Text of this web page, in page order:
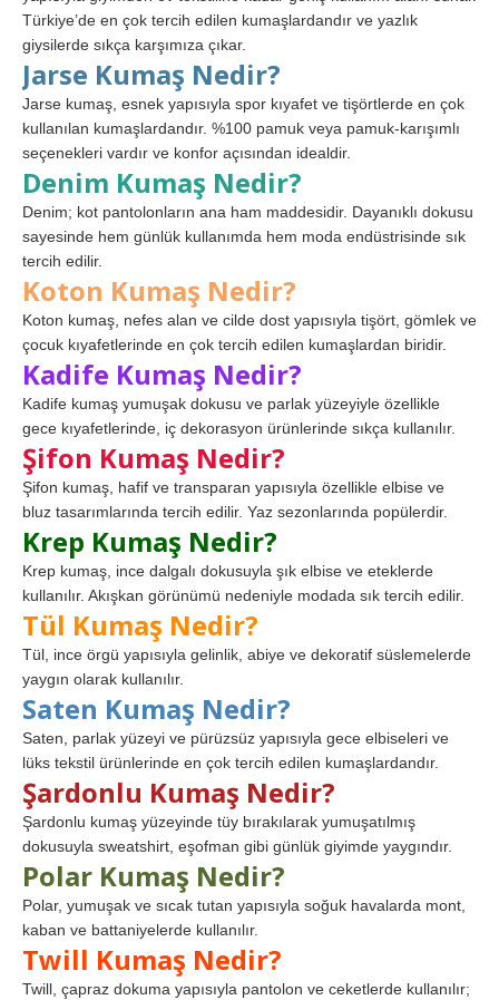
Türkiye’de en çok tercih edilen kumaşlardandır ve yazlık
giysilerde sıkça karşımıza çıkar.
Jarse Kumaş Nedir?
Jarse kumaş, esnek yapısıyla spor kıyafet ve tişörtlerde en çok
kullanılan kumaşlardandır. %100 pamuk veya pamuk-karışımlı
seçenekleri vardır ve konfor açısından idealdir.
Denim Kumaş Nedir?
Denim; kot pantolonların ana ham maddesidir. Dayanıklı dokusu
sayesinde hem günlük kullanımda hem moda endüstrisinde sık
tercih edilir.
Koton Kumaş Nedir?
Koton kumaş, nefes alan ve cilde dost yapısıyla tişört, gömlek ve
çocuk kıyafetlerinde en çok tercih edilen kumaşlardan biridir.
Kadife Kumaş Nedir?
Kadife kumaş yumuşak dokusu ve parlak yüzeyiyle özellikle
gece kıyafetlerinde, iç dekorasyon ürünlerinde sıkça kullanılır.
Şifon Kumaş Nedir?
Şifon kumaş, hafif ve transparan yapısıyla özellikle elbise ve
bluz tasarımlarında tercih edilir. Yaz sezonlarında popülerdir.
Krep Kumaş Nedir?
Krep kumaş, ince dalgalı dokusuyla şık elbise ve eteklerde
kullanılır. Akışkan görünümü nedeniyle modada sık tercih edilir.
Tül Kumaş Nedir?
Tül, ince örgü yapısıyla gelinlik, abiye ve dekoratif süslemelerde
yaygın olarak kullanılır.
Saten Kumaş Nedir?
Saten, parlak yüzeyi ve pürüzsüz yapısıyla gece elbiseleri ve
lüks tekstil ürünlerinde en çok tercih edilen kumaşlardandır.
Şardonlu Kumaş Nedir?
Şardonlu kumaş yüzeyinde tüy bırakılarak yumuşatılmış
dokusuyla sweatshirt, eşofman gibi günlük giyimde yaygındır.
Polar Kumaş Nedir?
Polar, yumuşak ve sıcak tutan yapısıyla soğuk havalarda mont,
kaban ve battaniyelerde kullanılır.
Twill Kumaş Nedir?
Twill, çapraz dokuma yapısıyla pantolon ve ceketlerde kullanılır;